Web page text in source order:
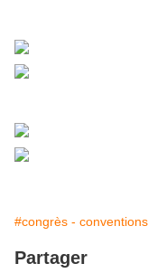
#congrès - conventions
Partager